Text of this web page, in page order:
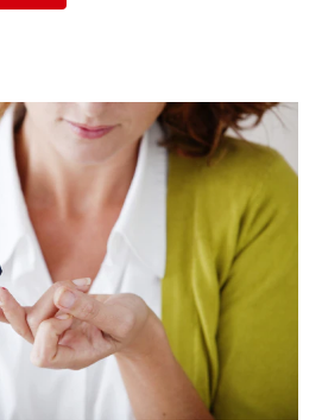
CONFIGURACIÓN DE LA CUENTA